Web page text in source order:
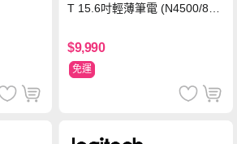
T 15.6吋輕薄筆電 (N4500/8G/
$9,990
免運